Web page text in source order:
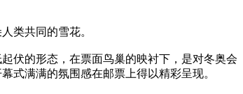
类共同的雪花。
伏的形态，在票面鸟巢的映衬下，是对冬奥会
式满满的氛围感在邮票上得以精彩呈现。